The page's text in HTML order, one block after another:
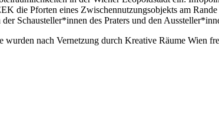
die Pforten eines Zwischennutzungsobjekts am
der Schausteller*innen des Praters und den
wurden nach Vernetzung durch Kreative Räume Wien